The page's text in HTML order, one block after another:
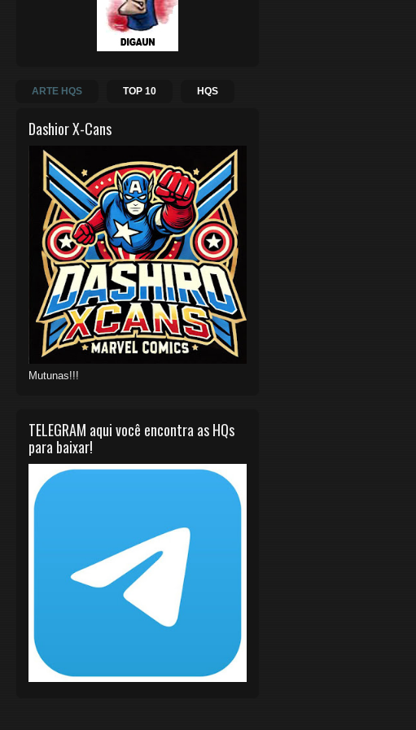
ARTE HQS TOP 10 HQS
Dashior X-Cans
Mutunas!!!
TELEGRAM aqui você encontra as HQs
para baixar!